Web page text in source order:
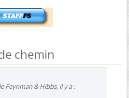
chemin
Feynman & Hibbs, il y a :